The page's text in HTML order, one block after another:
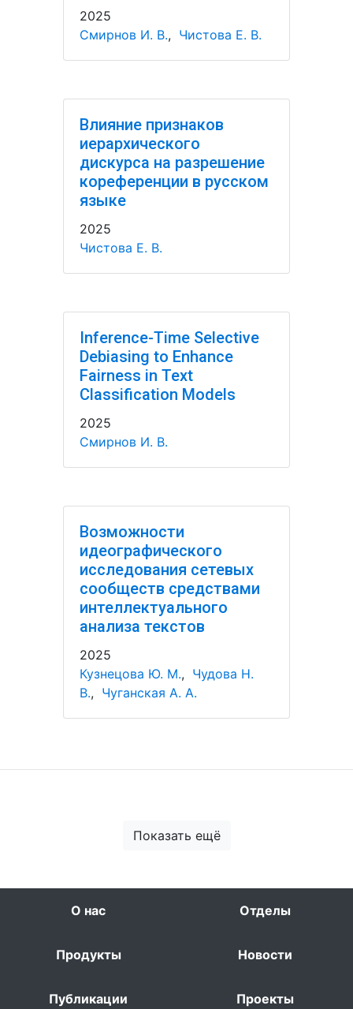
2025
Смирнов И. В., Чистова Е. В.
Влияние признаков
иерархического
дискурса на разрешение
кореференции в русском
языке
2025
Чистова Е. В.
Inference-Time Selective
Debiasing to Enhance
Fairness in Text
Classification Models
2025
Смирнов И. В.
Возможности
идеографического
исследования сетевых
сообществ средствами
интеллектуального
анализа текстов
2025
Кузнецова Ю. М., Чудова Н.
В., Чуганская А. А.
Показать ещё
О нас Отделы
Продукты Новости
Публикации Проекты